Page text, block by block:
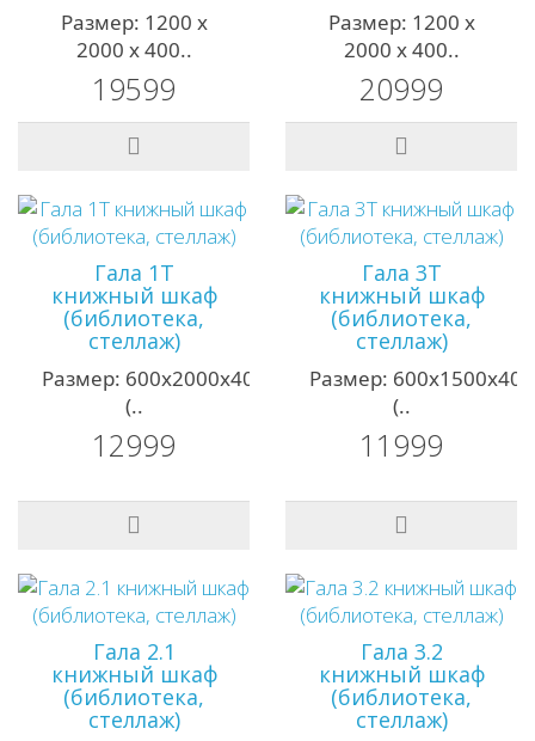
Размер: 1200 х
2000 х 400..
19599
Размер: 1200 х
2000 х 400..
20999
Гала 1Т
книжный шкаф
(библиотека,
стеллаж)
Размер: 600х2000х400мм;
(..
12999
Гала 3Т
книжный шкаф
(библиотека,
стеллаж)
Размер:
(..
11999
Гала 2.1
книжный шкаф
(библиотека,
стеллаж)
Гала 3.2
книжный шкаф
(библиотека,
стеллаж)